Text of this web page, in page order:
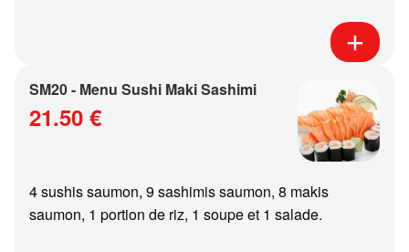
SM20 - Menu Sushi Maki Sashimi
21.50 €
4 sushis saumon, 9 sashimis saumon, 8 makis
saumon, 1 portion de riz, 1 soupe et 1 salade.